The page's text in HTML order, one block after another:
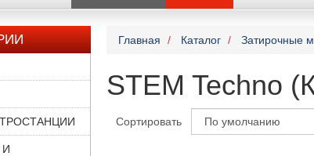
И
Главная Каталог Затирочные
STEM Techno
Сортировать